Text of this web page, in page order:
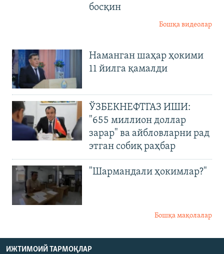
босқин
Бошқа видеолар
Наманган шаҳар ҳокими
11 йилга қамалди
ЎЗБЕКНЕФТГАЗ ИШИ:
"655 миллион доллар
зарар" ва айбловларни рад
этган собиқ раҳбар
"Шармандали ҳокимлар?"
Бошқа мақолалар
ИЖТИМОИЙ ТАРМОҚЛАР